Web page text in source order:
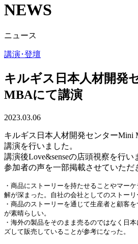
NEWS
ニュース
講演･登壇
キルギス日本人材開発
MBAにて講演
2023.03.06
キルギス日本人材開発センターMini
講演を行いました。
講演後Love&senseの店頭視察を行い
参加者の声を一部掲載させていただ
・商品にストーリーを持たせることやマー
解が深まった。自社の会社としてのストーリ
・商品のストーリーを通じて生産者と顧客
が素晴らしい。
・海外の製品をそのまま売るのではなく日
ズして販売していることが参考になった。